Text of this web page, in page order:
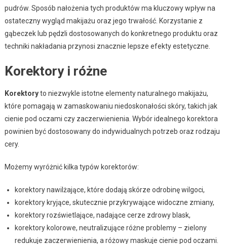
pudrów. Sposób nałożenia tych produktów ma kluczowy wpływ na
ostateczny wygląd makijażu oraz jego trwałość. Korzystanie z
gąbeczek lub pędzli dostosowanych do konkretnego produktu oraz
techniki nakładania przynosi znacznie lepsze efekty estetyczne.
Korektory i różne
Korektoryto niezwykle istotne elementy naturalnego makijażu,
które pomagają w zamaskowaniu niedoskonałości skóry, takich jak
cienie pod oczami czy zaczerwienienia. Wybór idealnego korektora
powinien być dostosowany do indywidualnych potrzeb oraz rodzaju
cery.
Możemy wyróżnić kilka typów korektorów:
korektory nawilżające, które dodają skórze odrobinę wilgoci,
korektory kryjące, skutecznie przykrywające widoczne zmiany,
korektory rozświetlające, nadające cerze zdrowy blask,
korektory kolorowe, neutralizujące różne problemy – zielony
redukuje zaczerwienienia, a różowy maskuje cienie pod oczami.